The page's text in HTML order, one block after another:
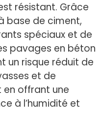
résistant. Grâce
base de ciment,
spéciaux et de
pavages en béton
un risque réduit de
et de
offrant une
à l’humidité et